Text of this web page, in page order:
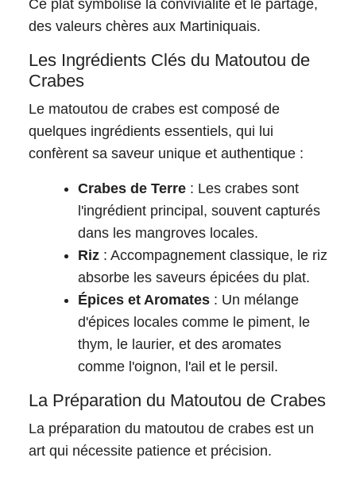
Ce plat symbolise la convivialité et le partage,
des valeurs chères aux Martiniquais.
Les Ingrédients Clés du Matoutou de
Crabes
Le matoutou de crabes est composé de
quelques ingrédients essentiels, qui lui
confèrent sa saveur unique et authentique :
Crabes de Terre : Les crabes sont
l'ingrédient principal, souvent capturés
dans les mangroves locales.
Riz : Accompagnement classique, le riz
absorbe les saveurs épicées du plat.
Épices et Aromates : Un mélange
d'épices locales comme le piment, le
thym, le laurier, et des aromates
comme l'oignon, l'ail et le persil.
La Préparation du Matoutou de Crabes
La préparation du matoutou de crabes est un
art qui nécessite patience et précision.